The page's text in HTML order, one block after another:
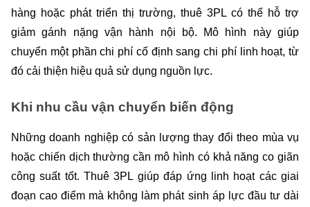
hàng hoặc phát triển thị trường, thuê 3PL có thể hỗ trợ
giảm gánh nặng vận hành nội bộ. Mô hình này giúp
chuyển một phần chi phí cố định sang chi phí linh hoạt, từ
đó cải thiện hiệu quả sử dụng nguồn lực.
Khi nhu cầu vận chuyển biến động
Những doanh nghiệp có sản lượng thay đổi theo mùa vụ
hoặc chiến dịch thường cần mô hình có khả năng co giãn
công suất tốt. Thuê 3PL giúp đáp ứng linh hoạt các giai
đoạn cao điểm mà không làm phát sinh áp lực đầu tư dài